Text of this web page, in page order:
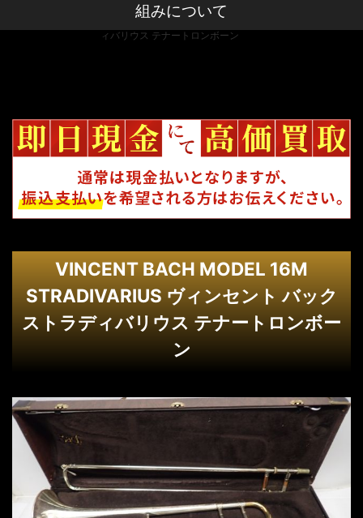
ィバリウス テナートロンボーン
組みについて
VINCENT BACH MODEL 16M
STRADIVARIUS ヴィンセント バック
ストラディバリウス テナートロンボー
ン